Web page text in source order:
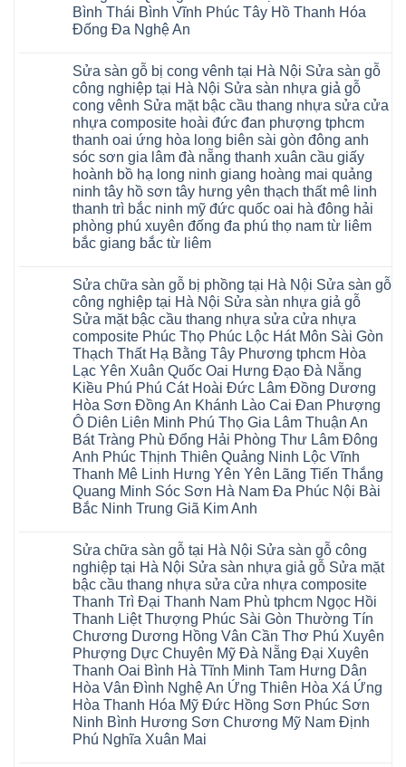
gỗ
hèm
khóa
4mm
6mm
8mm
10mm
12mm
tại
nhà
Ziccos
Flortex
Wilson
black
Hobi
wood
Glotex
Kosmos
Hobi
wood
đế
cao
su
IXPE
Hưng
Yên
Sài
Gòn
Ân
Thi
Hoàng
Mai
Hào
Tiên
Lữ
Từ
Liêm
Phù
Cừ
Thanh
Xuân
Kim
Động
Văn
Giang
Cầu
Giấy
Văn
Lâm
tphcm
Khoái
Châu
Nội
báo
giá
sửa
chữa
Sửa
nhựa
giả
gỗ
hèm
khóa
giá
rẻ
4mm
6mm
8mm
10mm
12mm
chịu
nhà
hà
nội
Ziccos
Flortex
black
Hobi
wood
Glotex
Kosmos
Hobi
wood
Charm
wood
đế
cao
su
IXPE
Phú
Trì
Thanh
Xuân
Đoan
Hùng
Thanh
Ba
Giấy
Hạ
Hòa
Cẩm
Khê
Tây
Hồ
Yên
Lập
Thanh
Bình Thái Bình Vĩnh Phúc Tây Hồ Thanh Hóa
Đống Đa Nghệ An
bình
luận
ở
Sửa
sàn
gỗ
bị
ngấm
nước
tại
Hà
Sửa
sàn
gỗ
công
Hà
Nội
Sửa
sàn
giả
cong
vênh
Sửa
mặt
bậc
cầu
thang
nhựa
sửa
cửa
composite
tpHCM
Hoài
Đức
Bình
Dương
Thủ
Đức
Thanh
Xuân
Thái
Nguyên
Phú
Thọ
Bắc
Giang
Long
Biên
Hải
Dương
Sửa sàn gỗ bị cong vênh tại Hà Nội Sửa sàn gỗ
công nghiệp tại Hà Nội Sửa sàn nhựa giả gỗ
cong vênh Sửa mặt bậc cầu thang nhựa sửa cửa
nhựa composite hoài đức đan phượng tphcm
thanh oai ứng hòa long biên sài gòn đông anh
sóc sơn gia lâm đà nẵng thanh xuân cầu giấy
hoành bồ hạ long ninh giang hoàng mai quảng
ninh tây hồ sơn tây hưng yên thạch thất mê linh
thanh trì bắc ninh mỹ đức quốc oai hà đông hải
phòng phú xuyên đống đa phú thọ nam từ liêm
bắc giang bắc từ liêm
bình
luận
ở
Sửa
sàn
gỗ
cong
vênh
tại
Hà
Nội
Sửa
sàn
gỗ
công
nghiệp
tại
Hà
Nội
nhựa
giả
gỗ
cong
vênh
Sửa
mặt
bậc
cầu
thang
nhựa
sửa
cửa
nhựa
composite
hoài
đức
đan
Sửa chữa sàn gỗ bị phồng tại Hà Nội Sửa sàn gỗ
công nghiệp tại Hà Nội Sửa sàn nhựa giả gỗ
Sửa mặt bậc cầu thang nhựa sửa cửa nhựa
composite Phúc Thọ Phúc Lộc Hát Môn Sài Gòn
Thạch Thất Hạ Bằng Tây Phương tphcm Hòa
Lạc Yên Xuân Quốc Oai Hưng Đạo Đà Nẵng
Kiều Phú Phú Cát Hoài Đức Lâm Đồng Dương
Hòa Sơn Đồng An Khánh Lào Cai Đan Phượng
Ô Diên Liên Minh Phú Thọ Gia Lâm Thuận An
Bát Tràng Phù Đổng Hải Phòng Thư Lâm Đông
Anh Phúc Thịnh Thiên Quảng Ninh Lộc Vĩnh
Thanh Mê Linh Hưng Yên Yên Lãng Tiến Thắng
Quang Minh Sóc Sơn Hà Nam Đa Phúc Nội Bài
Bắc Ninh Trung Giã Kim Anh
bình
luận
ở
Sửa
chữa
sàn
bị
phồng
tại
Hà
Sửa
sàn
gỗ
công
nghiệp
Sửa chữa sàn gỗ tại Hà Nội Sửa sàn gỗ công
nghiệp tại Hà Nội Sửa sàn nhựa giả gỗ Sửa mặt
bậc cầu thang nhựa sửa cửa nhựa composite
Thanh Trì Đại Thanh Nam Phù tphcm Ngọc Hồi
Thanh Liệt Thượng Phúc Sài Gòn Thường Tín
Chương Dương Hồng Vân Cần Thơ Phú Xuyên
Phượng Dực Chuyên Mỹ Đà Nẵng Đại Xuyên
Thanh Oai Bình Hà Tĩnh Minh Tam Hưng Dân
Hòa Vân Đình Nghệ An Ứng Thiên Hòa Xá Ứng
Hòa Thanh Hóa Mỹ Đức Hồng Sơn Phúc Sơn
Ninh Bình Hương Sơn Chương Mỹ Nam Định
Phú Nghĩa Xuân Mai